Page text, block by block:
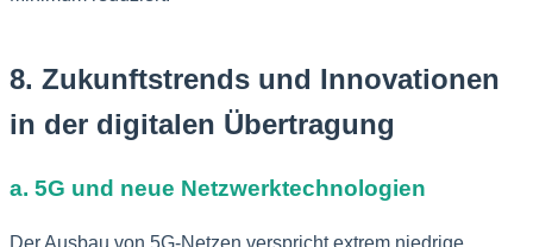
8. Zukunftstrends und Innovationen
in der digitalen Übertragung
a. 5G und neue Netzwerktechnologien
Der Ausbau von 5G-Netzen verspricht extrem niedrige